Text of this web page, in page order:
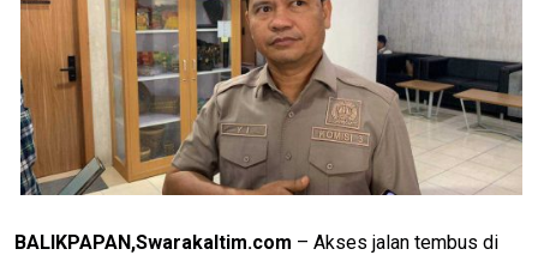
BALIKPAPAN,Swarakaltim.com – Akses jalan tembus di